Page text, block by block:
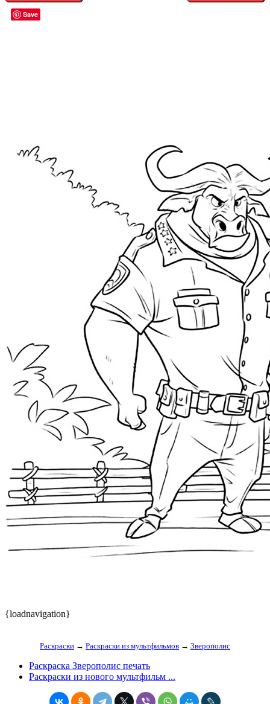
{loadnavigation}
Раскраски → Раскраски из мультфильмов → Зверополис
Раскраска Зверополис печать
Раскраски из нового мультфильм ...
Save